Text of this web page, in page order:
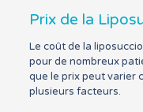
Prix de la
Le coût de la
pour de nombreux
que le prix peut varier
plusieurs facteurs.